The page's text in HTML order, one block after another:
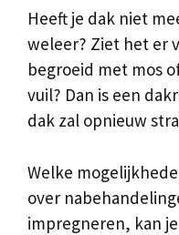
Heeft je dak niet
weleer? Ziet het er
begroeid met mos
vuil? Dan is een
dak zal opnieuw
Welke
over
impregneren, kan